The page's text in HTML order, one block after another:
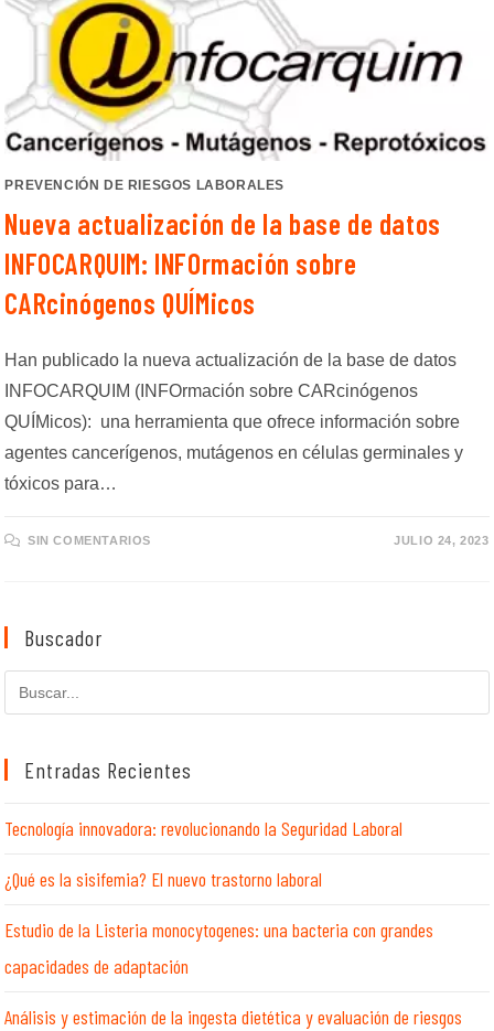
PREVENCIÓN DE RIESGOS LABORALES
Nueva actualización de la base de datos
INFOCARQUIM: INFOrmación sobre
CARcinógenos QUÍMicos
Han publicado la nueva actualización de la base de datos
INFOCARQUIM (INFOrmación sobre CARcinógenos
QUÍMicos): una herramienta que ofrece información sobre
agentes cancerígenos, mutágenos en células germinales y
tóxicos para…
SIN COMENTARIOS JULIO 24, 2023
Buscador
en
webEntradas Recientes
Tecnología innovadora: revolucionando la Seguridad Laboral
¿Qué es la sisifemia? El nuevo trastorno laboral
Estudio de la Listeria monocytogenes: una bacteria con grandes
capacidades de adaptación
Análisis y estimación de la ingesta dietética y evaluación de riesgos